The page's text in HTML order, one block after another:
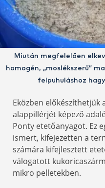
Miután megfelelően
homogén, „moslékszerű”
felpuhuláshoz
Eközben előkészíthetjük
alappillérjét képező
Ponty etetőanyagot. Ez
ismert, kifejezetten a
számára kifejlesztett
válogatott
mikro pelletekben.